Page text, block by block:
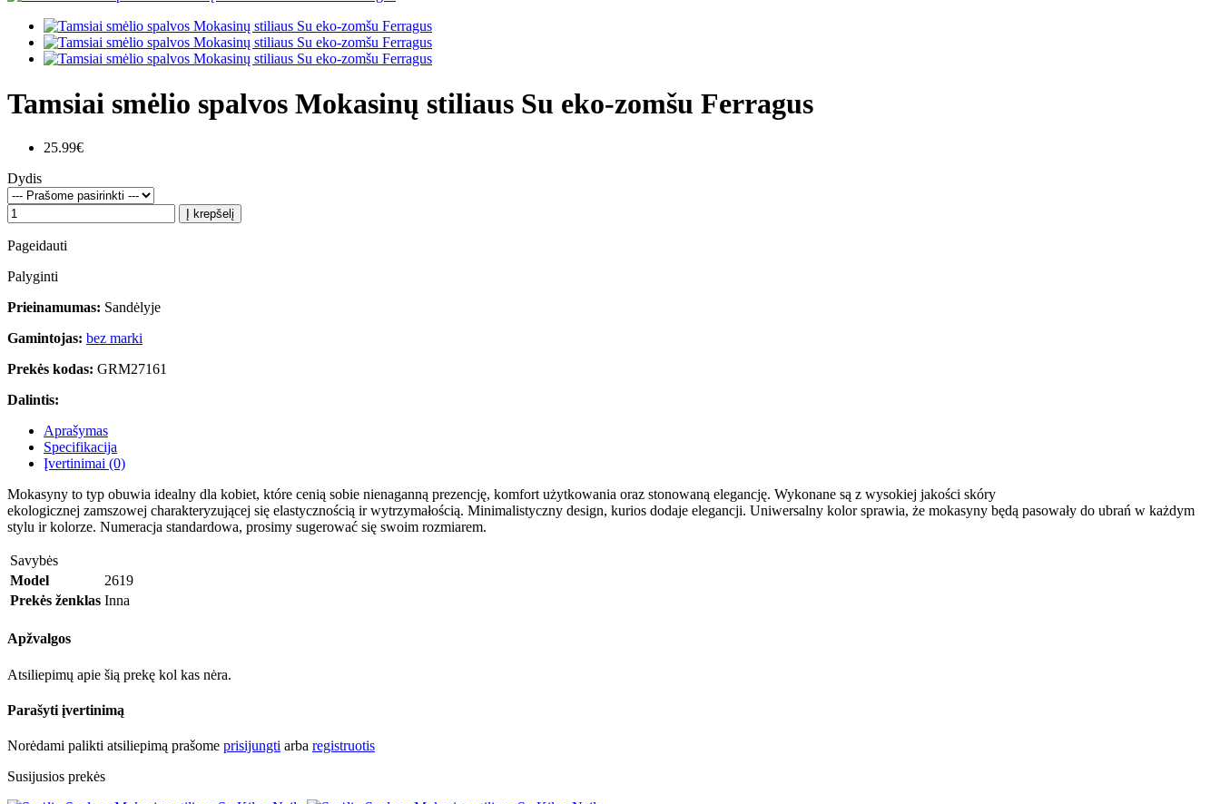
Tamsiai smėlio spalvos Mokasinų stiliaus Su eko-zomšu Ferragus
25.99€
Dydis
Į krepšelį
Pageidauti
Palyginti
Prieinamumas: Sandėlyje
Gamintojas: bez marki
Prekės kodas: GRM27161
Dalintis:
Aprašymas
Specifikacija
Įvertinimai (0)
Mokasyny to typ obuwia idealny dla kobiet, które cenią sobie nienaganną prezencję, komfort użytkowania oraz stonowaną elegancję. Wykonane są z wysokiej jakości skóry
ekologicznej zamszowej charakteryzującej się elastycznością ir wytrzymałością. Minimalistyczny design, kurios dodaje elegancji. Uniwersalny kolor sprawia, że mokasyny będą pasowały do ubrań w każdym
stylu ir kolorze. Numeracja standardowa, prosimy sugerować się swoim rozmiarem.
Savybės
Model
2619
Prekės ženklas Inna
Apžvalgos
Atsiliepimų apie šią prekę kol kas nėra.
Parašyti įvertinimą
Norėdami palikti atsiliepimą prašome prisijungti arba registruotis
Susijusios prekės